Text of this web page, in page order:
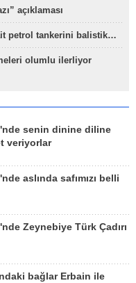
açıklaması
petrol tankerini balistik…
olumlu ilerliyor
senin dinine diline
veriyorlar
aslında safımızı belli
Zeynebiye Türk Çadırı
bağlar Erbain ile